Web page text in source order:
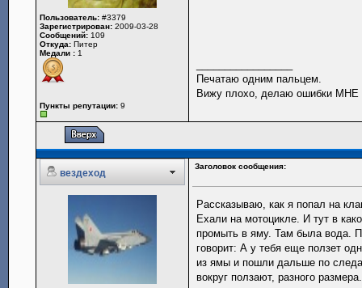
Пользователь: #3379
Зарегистрирован: 2009-03-28
Сообщений: 109
Откуда: Питер
Медали : 1
Пункты репутации: 9
Печатаю одним пальцем.
Вижу плохо, делаю ошибки МНЕ
вездеход
Заголовок сообщения:
Рассказываю, как я попал на
Ехали на мотоцикле. И тут в
промыть в яму. Там была вода.
говорит: А у тебя еще ползет
из ямы и пошли дальше по
вокруг ползают, разного